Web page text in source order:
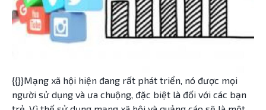
{{}}Mạng xã hội hiện đang rất phát triển, nó được mọi
người sử dụng và ưa chuộng, đặc biệt là đối với các bạn